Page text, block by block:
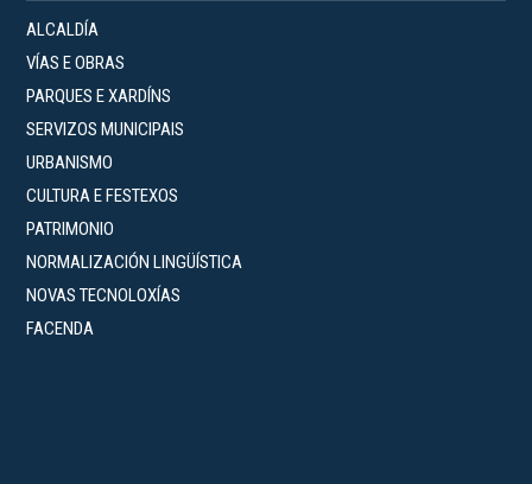
ALCALDÍA
VÍAS E OBRAS
PARQUES E XARDÍNS
SERVIZOS MUNICIPAIS
URBANISMO
CULTURA E FESTEXOS
PATRIMONIO
NORMALIZACIÓN LINGÜÍSTICA
NOVAS TECNOLOXÍAS
FACENDA